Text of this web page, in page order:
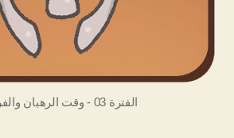
الفترة 03 - وقت الرهبان والفرسان